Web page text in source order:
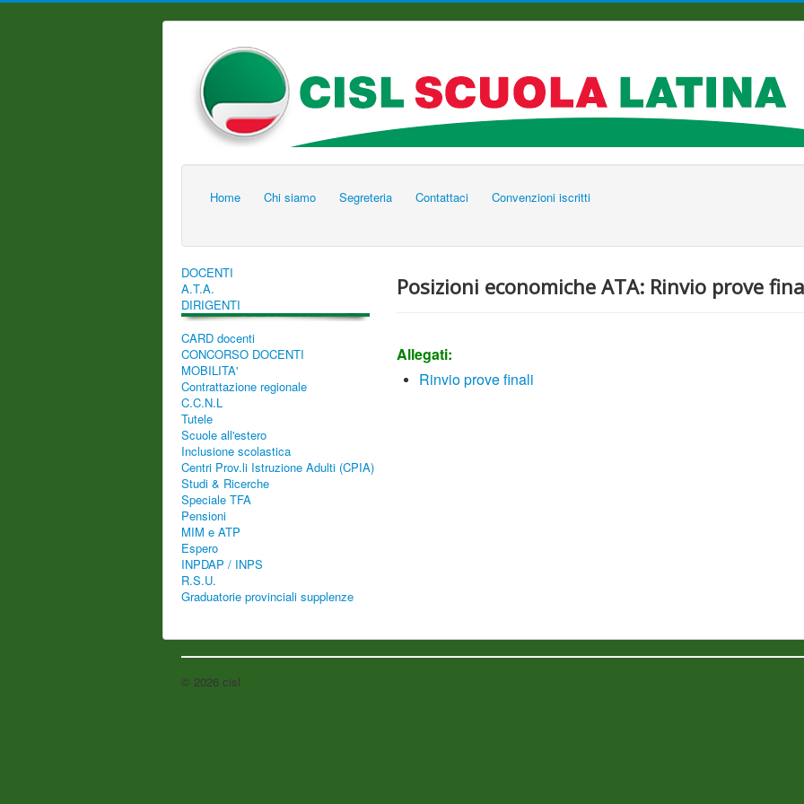
Home Chi siamo Segreteria Contattaci Convenzioni iscritti
DOCENTI
A.T.A.
DIRIGENTI
CARD docenti
CONCORSO DOCENTI
MOBILITA'
Contrattazione regionale
C.C.N.L
Tutele
Scuole all'estero
Inclusione scolastica
Centri Prov.li Istruzione Adulti (CPIA)
Studi & Ricerche
Speciale TFA
Pensioni
MIM e ATP
Espero
INPDAP / INPS
R.S.U.
Graduatorie provinciali supplenze
Posizioni economiche ATA: Rinvio prove
Allegati:
Rinvio prove finali
© 2026 cisl